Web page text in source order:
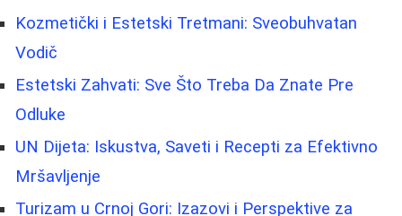
Kozmetički i Estetski Tretmani: Sveobuhvatan
Vodič
Estetski Zahvati: Sve Što Treba Da Znate Pre
Odluke
UN Dijeta: Iskustva, Saveti i Recepti za Efektivno
Mršavljenje
Turizam u Crnoj Gori: Izazovi i Perspektive za